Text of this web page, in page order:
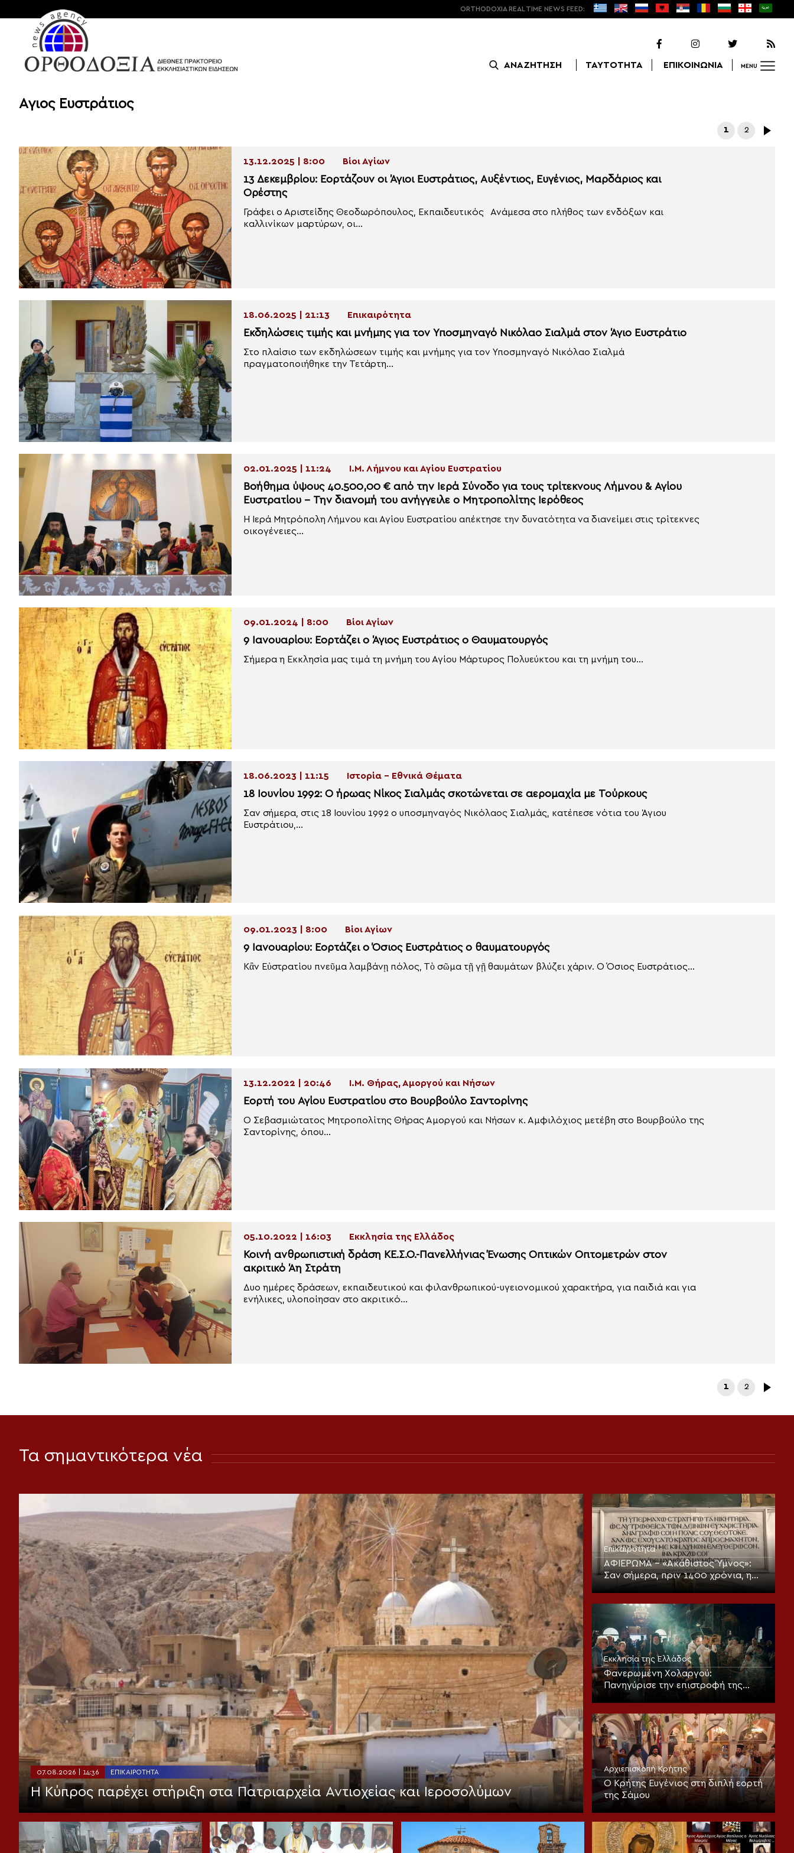
ORTHODOXIA REAL TIME NEWS FEED:
ΑΝΑΖΗΤΗΣΗ ΤΑΥΤΟΤΗΤΑ ΕΠΙΚΟΙΝΩΝΙΑ MENU
Αγιος Ευστράτιος
1 2
13.12.2025 | 8:00 Βίοι Αγίων
13 Δεκεμβρίου: Εορτάζουν οι Άγιοι Ευστράτιος, Αυξέντιος, Ευγένιος, Μαρδάριος και
Ορέστης
Γράφει ο Αριστείδης Θεοδωρόπουλος, Εκπαιδευτικός Ανάμεσα στο πλήθος των ενδόξων και
καλλινίκων μαρτύρων, οι...
18.06.2025 | 21:13 Επικαιρότητα
Εκδηλώσεις τιμής και μνήμης για τον Υποσμηναγό Νικόλαο Σιαλμά στον Άγιο Ευστράτιο
Στο πλαίσιο των εκδηλώσεων τιμής και μνήμης για τον Υποσμηναγό Νικόλαο Σιαλμά
πραγματοποιήθηκε την Τετάρτη...
02.01.2025 | 11:24 Ι.Μ. Λήμνου και Αγίου Ευστρατίου
Βοήθημα ύψους 40.500,00 € από την Ιερά Σύνοδο για τους τρίτεκνους Λήμνου & Αγίου
Ευστρατίου – Την διανομή του ανήγγειλε ο Μητροπολίτης Ιερόθεος
Η Ιερά Μητρόπολη Λήμνου και Αγίου Ευστρατίου απέκτησε την δυνατότητα να διανείμει στις τρίτεκνες
οικογένειες...
09.01.2024 | 8:00 Βίοι Αγίων
9 Ιανουαρίου: Εορτάζει ο Άγιος Ευστράτιος ο Θαυματουργός
Σήμερα η Εκκλησία μας τιμά τη μνήμη του Αγίου Μάρτυρος Πολυεύκτου και τη μνήμη του...
18.06.2023 | 11:15 Ιστορία - Εθνικά Θέματα
18 Ιουνίου 1992: Ο ήρωας Νίκος Σιαλμάς σκοτώνεται σε αερομαχία με Τούρκους
Σαν σήμερα, στις 18 Ιουνίου 1992 ο υποσμηναγός Νικόλαος Σιαλμάς, κατέπεσε νότια του Άγιου
Ευστράτιου,...
09.01.2023 | 8:00 Βίοι Αγίων
9 Ιανουαρίου: Εορτάζει ο Όσιος Ευστράτιος ο θαυματουργός
Κἂν Εὐστρατίου πνεῦμα λαμβάνῃ πόλος, Τὸ σῶμα τῇ γῇ θαυμάτων βλύζει χάριν. Ο Όσιος Ευστράτιος...
13.12.2022 | 20:46 Ι.Μ. Θήρας, Αμοργού και Νήσων
Εορτή του Αγίου Ευστρατίου στο Βουρβούλο Σαντορίνης
Ο Σεβασμιώτατος Μητροπολίτης Θήρας Αμοργού και Νήσων κ. Αμφιλόχιος μετέβη στο Βουρβούλο της
Σαντορίνης, όπου...
05.10.2022 | 16:03 Εκκλησία της Ελλάδος
Κοινή ανθρωπιστική δράση ΚΕ.Σ.Ο.-Πανελλήνιας Ένωσης Οπτικών Οπτομετρών στον
ακριτικό Άη Στράτη
Δυο ημέρες δράσεων, εκπαιδευτικού και φιλανθρωπικού-υγειονομικού χαρακτήρα, για παιδιά και για
ενήλικες, υλοποίησαν στο ακριτικό...
1 2
Τα σημαντικότερα νέα
07.08.2026 | 14:36 ΕΠΙΚΑΙΡΌΤΗΤΑ
Η Κύπρος παρέχει στήριξη στα Πατριαρχεία Αντιοχείας και Ιεροσολύμων
Επικαιρότητα
ΑΦΙΕΡΩΜΑ – «Ακάθιστος Ύμνος»:
Σαν σήμερα, πριν 1400 χρόνια, η
πρώτη ψαλμώδηση της
Εκκλησίας
Εκκλησία της Ελλάδος
Φανερωμένη Χολαργού:
Πανηγύρισε την επιστροφή της
παλαιάς ιεράς Λειψανοθήκης –
Επισκόπου Χριστουπόλεως
Αρχιεπισκοπή Κρήτης
Ο Κρήτης Ευγένιος στη διπλή εορτή
της Σάμου